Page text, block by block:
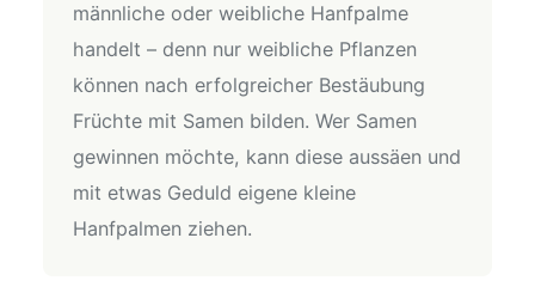
männliche oder weibliche Hanfpalme
handelt – denn nur weibliche Pflanzen
können nach erfolgreicher Bestäubung
Früchte mit Samen bilden. Wer Samen
gewinnen möchte, kann diese aussäen und
mit etwas Geduld eigene kleine
Hanfpalmen ziehen.